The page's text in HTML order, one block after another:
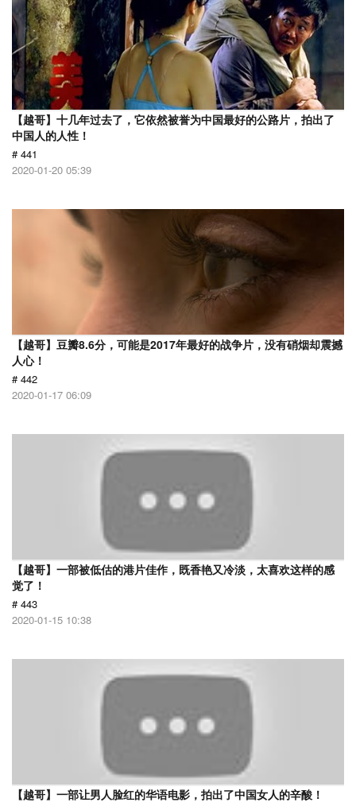
【越哥】十几年过去了，它依然被誉为中国最好的公路片，拍出了
中国人的人性！
# 441
2020-01-20 05:39
【越哥】豆瓣8.6分，可能是2017年最好的战争片，没有硝烟却震撼
人心！
# 442
2020-01-17 06:09
【越哥】一部被低估的港片佳作，既香艳又冷淡，太喜欢这样的感
觉了！
# 443
2020-01-15 10:38
【越哥】一部让男人脸红的华语电影，拍出了中国女人的辛酸！